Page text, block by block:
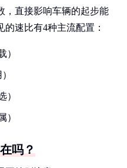
，直接影响车辆的起步能
速比有4种主流配置：
）
）
）
吗？